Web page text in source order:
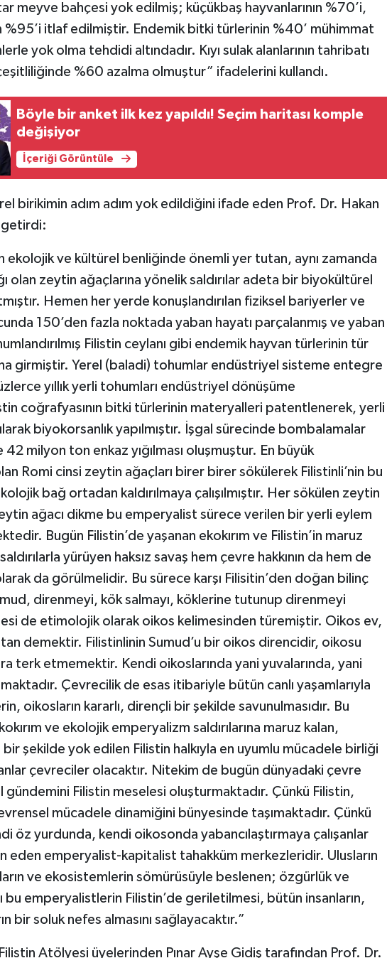
meyve bahçesi yok edilmiş; küçükbaş hayvanlarının %70’i,
%95’i itlaf edilmiştir. Endemik bitki türlerinin %40’ mühimmat
yok olma tehdidi altındadır. Kıyı sulak alanlarının tahribatı
%60 azalma olmuştur” ifadelerini kullandı.
Böyle bir anket ilk kez yapıldı! Seçim haritası komple
değişiyor
İçeriği Görüntüle
birikimin adım adım yok edildiğini ifade eden Prof. Dr. Hakan
getirdi:
ekolojik ve kültürel benliğinde önemli yer tutan, aynı zamanda
olan zeytin ağaçlarına yönelik saldırılar adeta bir biyokültürel
Hemen her yerde konuşlandırılan fiziksel bariyerler ve
150’den fazla noktada yaban hayatı parçalanmış ve yaban
Filistin ceylanı gibi endemik hayvan türlerinin tür
girmiştir. Yerel (baladi) tohumlar endüstriyel sisteme entegre
yıllık yerli tohumları endüstriyel dönüşüme
coğrafyasının bitki türlerinin materyalleri patentlenerek, yerli
biyokorsanlık yapılmıştır. İşgal sürecinde bombalamalar
milyon ton enkaz yığılması oluşmuştur. En büyük
Romi cinsi zeytin ağaçları birer birer sökülerek Filistinli’nin bu
bağ ortadan kaldırılmaya çalışılmıştır. Her sökülen zeytin
ağacı dikme bu emperyalist sürece verilen bir yerli eylem
Bugün Filistin’de yaşanan ekokırım ve Filistin’in maruz
yürüyen haksız savaş hem çevre hakkının da hem de
olarak da görülmelidir. Bu sürece karşı Filisitin’den doğan bilinç
direnmeyi, kök salmayı, köklerine tutunup direnmeyi
de etimolojik olarak oikos kelimesinden türemiştir. Oikos ev,
demektir. Filistinlinin Sumud’u bir oikos direncidir, oikosu
terk etmemektir. Kendi oikoslarında yani yuvalarında, yani
Çevrecilik de esas itibariyle bütün canlı yaşamlarıyla
oikosların kararlı, dirençli bir şekilde savunulmasıdır. Bu
ve ekolojik emperyalizm saldırılarına maruz kalan,
bir şekilde yok edilen Filistin halkıyla en uyumlu mücadele birliği
çevreciler olacaktır. Nitekim de bugün dünyadaki çevre
Filistin meselesi oluşturmaktadır. Çünkü Filistin,
mücadele dinamiğini bünyesinde taşımaktadır. Çünkü
öz yurdunda, kendi oikosonda yabancılaştırmaya çalışanlar
eden emperyalist-kapitalist tahakküm merkezleridir. Ulusların
ve ekosistemlerin sömürüsüyle beslenen; özgürlük ve
bu emperyalistlerin Filistin’de geriletilmesi, bütün insanların,
bir soluk nefes almasını sağlayacaktır.”
Atölyesi üyelerinden Pınar Ayşe Gidiş tarafından Prof. Dr.